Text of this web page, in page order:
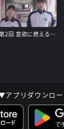
第2回 意欲に燃える労働委員
アプリダウンロー